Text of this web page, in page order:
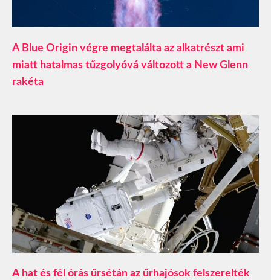
A Blue Origin végre megtalálta az alkatrészt ami
miatt hatalmas tűzgolyóvá változott a New Glenn
rakéta
A hat és fél órás űrsétán az űrhajósok felszerelték